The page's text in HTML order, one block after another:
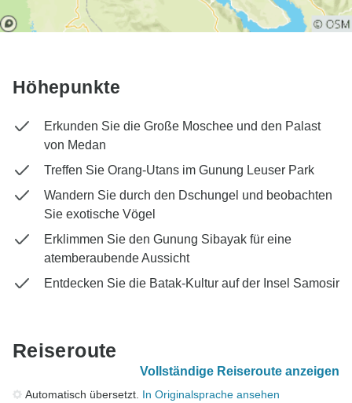
Höhepunkte
Erkunden Sie die Große Moschee und den Palast
von Medan
Treffen Sie Orang-Utans im Gunung Leuser Park
Wandern Sie durch den Dschungel und beobachten
Sie exotische Vögel
Erklimmen Sie den Gunung Sibayak für eine
atemberaubende Aussicht
Entdecken Sie die Batak-Kultur auf der Insel Samosir
Reiseroute
Vollständige Reiseroute anzeigen
Automatisch übersetzt. In Originalsprache ansehen